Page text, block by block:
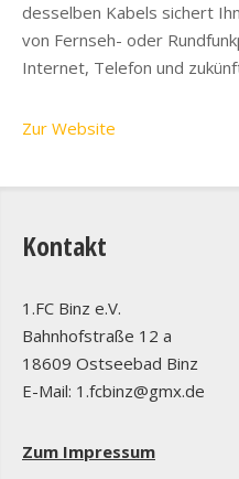
desselben Kabels sichert
von Fernseh- oder
Internet, Telefon und
Zur Website
Kontakt
1.FC Binz e.V.
Bahnhofstraße 12 a
18609 Ostseebad Binz
E-Mail: 1.fcbinz@gmx.de
Zum Impressum